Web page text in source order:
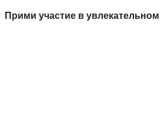
Прими участие в